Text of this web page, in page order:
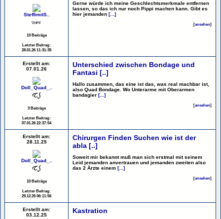
SteffimitS..
10 Beiträge
Letzter Beitrag:
28.01.26 11:31:35
Gerne würde ich meine Geschlechtsmerkmale entfernen
lassen, so das ich nur noch Pippi machen kann. Gibt es
hier jemanden [...]
[ansehen]
Erstellt am:
07.01.26
Doll_Quad_..
3 Beiträge
Letzter Beitrag:
07.01.26 22:37:54
Unterschied zwischen Bondage und
Fantasi [..]
Hallo zusammen, das eine ist das, was real machbar ist,
also Quad Bondage. Wo Unterarme mit Oberarmen
bandagier [...]
[ansehen]
Erstellt am:
28.11.25
Doll_Quad_..
10 Beiträge
Letzter Beitrag:
29.12.25 06:11:56
Chirurgen Finden Suchen wie ist der
abla [..]
Soweit mir bekannt muß man sich erstmal mit seinem
Leid jemanden anvertrauen und jemanden zweiten also
das 2 Ärzte einem [...]
[ansehen]
Erstellt am:
03.12.25
Kastration